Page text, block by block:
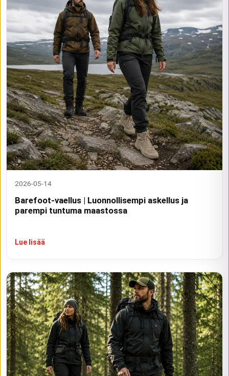
2026-05-14
Barefoot-vaellus | Luonnollisempi askellus ja
parempi tuntuma maastossa
Lue lisää